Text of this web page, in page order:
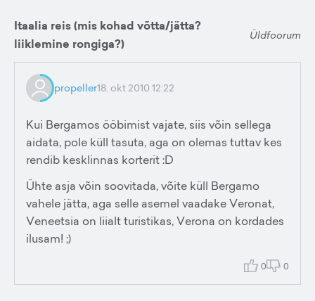
Itaalia reis (mis kohad võtta/jätta?
liiklemine rongiga?)
Üldfoorum
propeller18. okt 2010 12:22
Kui Bergamos ööbimist vajate, siis võin sellega
aidata, pole küll tasuta, aga on olemas tuttav kes
rendib kesklinnas korterit :D
Ühte asja võin soovitada, võite küll Bergamo
vahele jätta, aga selle asemel vaadake Veronat,
Veneetsia on liialt turistikas, Verona on kordades
ilusam! ;)
0 0